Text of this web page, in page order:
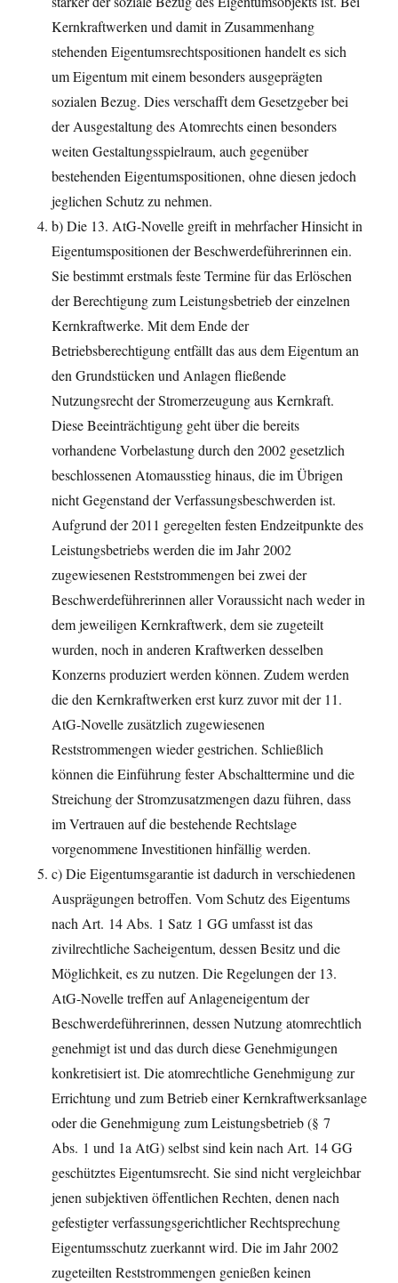
Kernkraftwerken und damit in Zusammenhang
stehenden Eigentumsrechtspositionen handelt es sich
um Eigentum mit einem besonders ausgeprägten
sozialen Bezug. Dies verschafft dem Gesetzgeber bei
der Ausgestaltung des Atomrechts einen besonders
weiten Gestaltungsspielraum, auch gegenüber
bestehenden Eigentumspositionen, ohne diesen jedoch
jeglichen Schutz zu nehmen.
b) Die 13. AtG-Novelle greift in mehrfacher Hinsicht in
Eigentumspositionen der Beschwerdeführerinnen ein.
Sie bestimmt erstmals feste Termine für das Erlöschen
der Berechtigung zum Leistungsbetrieb der einzelnen
Kernkraftwerke. Mit dem Ende der
Betriebsberechtigung entfällt das aus dem Eigentum an
den Grundstücken und Anlagen fließende
Nutzungsrecht der Stromerzeugung aus Kernkraft.
Diese Beeinträchtigung geht über die bereits
vorhandene Vorbelastung durch den 2002 gesetzlich
beschlossenen Atomausstieg hinaus, die im Übrigen
nicht Gegenstand der Verfassungsbeschwerden ist.
Aufgrund der 2011 geregelten festen Endzeitpunkte des
Leistungsbetriebs werden die im Jahr 2002
zugewiesenen Reststrommengen bei zwei der
Beschwerdeführerinnen aller Voraussicht nach weder in
dem jeweiligen Kernkraftwerk, dem sie zugeteilt
wurden, noch in anderen Kraftwerken desselben
Konzerns produziert werden können. Zudem werden
die den Kernkraftwerken erst kurz zuvor mit der 11.
AtG-Novelle zusätzlich zugewiesenen
Reststrommengen wieder gestrichen. Schließlich
können die Einführung fester Abschalttermine und die
Streichung der Stromzusatzmengen dazu führen, dass
im Vertrauen auf die bestehende Rechtslage
vorgenommene Investitionen hinfällig werden.
c) Die Eigentumsgarantie ist dadurch in verschiedenen
Ausprägungen betroffen. Vom Schutz des Eigentums
nach Art. 14 Abs. 1 Satz 1 GG umfasst ist das
zivilrechtliche Sacheigentum, dessen Besitz und die
Möglichkeit, es zu nutzen. Die Regelungen der 13.
AtG-Novelle treffen auf Anlageneigentum der
Beschwerdeführerinnen, dessen Nutzung atomrechtlich
genehmigt ist und das durch diese Genehmigungen
konkretisiert ist. Die atomrechtliche Genehmigung zur
Errichtung und zum Betrieb einer Kernkraftwerksanlage
oder die Genehmigung zum Leistungsbetrieb (§ 7
Abs. 1 und 1a AtG) selbst sind kein nach Art. 14 GG
geschütztes Eigentumsrecht. Sie sind nicht vergleichbar
jenen subjektiven öffentlichen Rechten, denen nach
gefestigter verfassungsgerichtlicher Rechtsprechung
Eigentumsschutz zuerkannt wird. Die im Jahr 2002
zugeteilten Reststrommengen genießen keinen